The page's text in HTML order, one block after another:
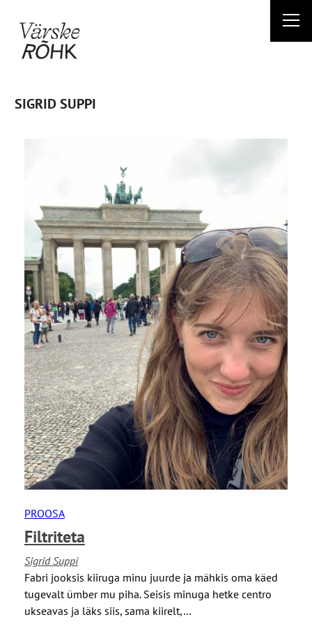
sisu
juurde
SIGRID SUPPI
PROOSA
Filtriteta
Sigrid Suppi
Fabri jooksis kiiruga minu juurde ja mähkis oma käed
tugevalt ümber mu piha. Seisis minuga hetke centro
ukseavas ja läks siis, sama kiirelt,…